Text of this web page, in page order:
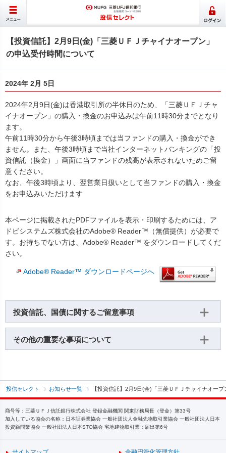
【投資信託】2月9日(金)「三菱ＵＦＪチャイナオープン」
の申込受付時間について
2024年 2月 5日
2024年2月9日(金)は香港取引所の半休日のため、「三菱ＵＦＪチャ
イナオープン」の購入・換金のお申込みは午前11時30分までとなり
ます。
午前11時30分から午後3時頃までは当ファンドの購入・換金ができ
ません。また、午後3時頃まで当社インターネットバンキングの「投
資信託（換金）」画面に当ファンドの残高が表示されないためご留
意ください。
なお、午後3時頃より、翌営業日扱いとして当ファンドの購入・換金
をお申込みいただけます
本ページに掲載されたPDFファイルを表示・印刷するためには、ア
ドビシステムズ株式会社のAdobe® Reader™（無償提供）が必要で
す。お持ちでない方は、Adobe® Reader™ をダウンロードしてくだ
さい。
Adobe® Reader™ ダウンロードページへ
投資信託、国債に関するご留意事項
その他の重要な事項について
投信セレクト お知らせ一覧 【投資信託】2月9日(金)「三菱ＵＦＪチャイナオー
商号等：三菱ＵＦＪ信託銀行株式会社 登録金融機関 関東財務局長（登金）第33号
加入している協会の名称：日本証券業協会 一般社団法人金融先物取引業協会 一般社団法人日本
投資顧問業協会 一般社団法人日本STO協会 宅地建物取引業：届出第6号